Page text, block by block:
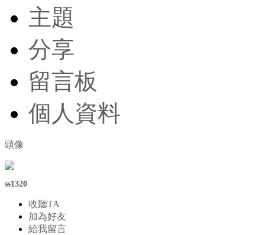
主題
分享
留言板
個人資料
頭像
ss1320
收聽TA
加為好友
給我留言